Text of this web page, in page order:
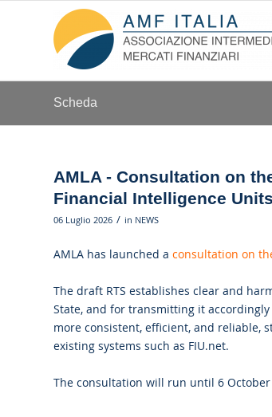
Scheda
AMLA - Consultation on
Financial Intelligence Units
06 Luglio 2026 / in NEWS
AMLA has launched a consultation on
The draft RTS establishes clear and
State, and for transmitting it
more consistent, efficient, and reliable,
existing systems such as FIU.net.
The consultation will run until 6 October